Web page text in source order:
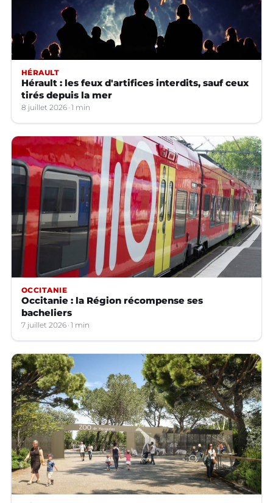
HÉRAULT
Hérault : les feux d'artifices interdits, sauf ceux
tirés depuis la mer
8 juillet 2026 1 min
OCCITANIE
Occitanie : la Région récompense ses
bacheliers
7 juillet 2026 1 min